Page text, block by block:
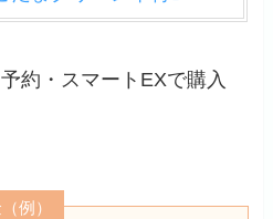
約・スマートEXで購入
例）